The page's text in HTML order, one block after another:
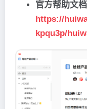
官方帮助文档
https://
kpqu3p/